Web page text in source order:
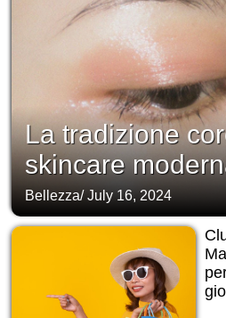
La tradizione
skincare
Bellezza/July 16, 2024